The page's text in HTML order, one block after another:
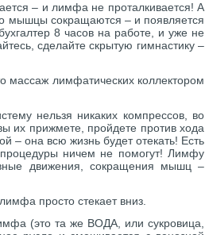
– и лимфа не проталкивается! А
мышцы сокращаются – и появляется
8 часов на работе, и уже не
сделайте скрытую гимнастику –
массаж лимфатических коллектором
нельзя никаких компрессов, во
их прижмете, пройдете против хода
– она всю жизнь будет отекать! Есть
ничем не помогут! Лимфу
движения, сокращения мышц –
просто стекает вниз.
(это та же ВОДА, или сукровица,